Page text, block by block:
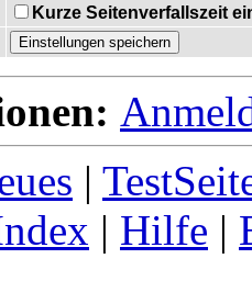
Kurze Seitenverfallszeit
|
| Hilfe |